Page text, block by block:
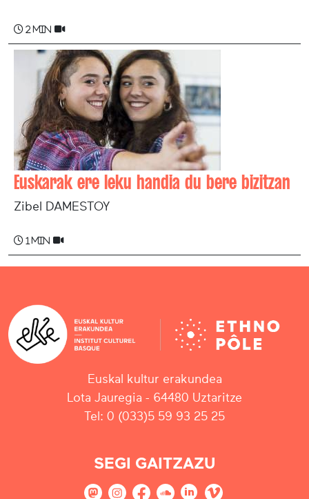
2 min
Euskarak ere leku handia du bere bizitzan
Zibel DAMESTOY
1 min
Euskal kultur erakundea
Lota Jauregia - 64480 Uztaritze
Tel: 0 (033)5 59 93 25 25
SEGI GAITZAZU